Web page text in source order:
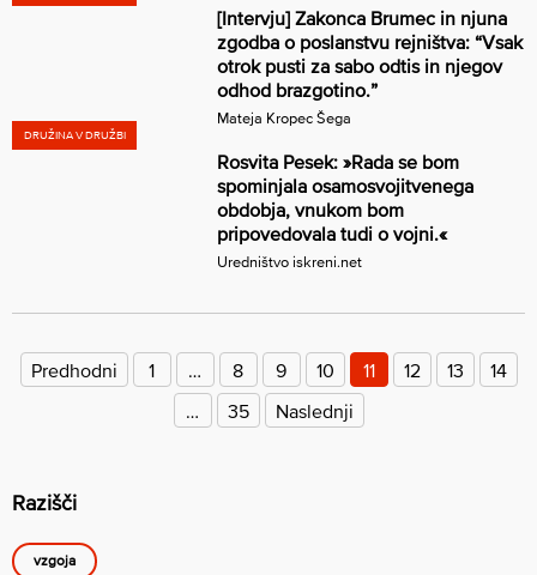
[Intervju] Zakonca Brumec in njuna
zgodba o poslanstvu rejništva: “Vsak
otrok pusti za sabo odtis in njegov
odhod brazgotino.”
Mateja Kropec Šega
DRUŽINA V DRUŽBI
Rosvita Pesek: »Rada se bom
spominjala osamosvojitvenega
obdobja, vnukom bom
pripovedovala tudi o vojni.«
Uredništvo iskreni.net
prispevkov
Predhodni 1 … 8 9 10 11 12 13
14
…
35 Naslednji
Razišči
vzgoja